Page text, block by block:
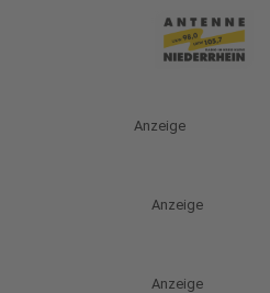
Anzeige
Anzeige
Anzeige